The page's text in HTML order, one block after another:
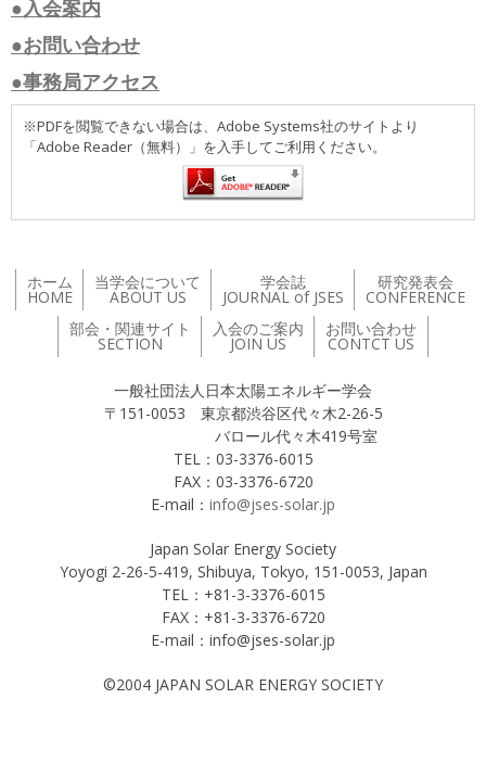
●入会案内
●お問い合わせ
●事務局アクセス
※PDFを閲覧できない場合は、Adobe Systems社のサイトより
「Adobe Reader（無料）」を入手してご利用ください。
ホーム
HOME
当学会について
ABOUT US
学会誌
JOURNAL of JSES
研究発表会
CONFERENCE
部会・関連サイト
SECTION
入会のご案内
JOIN US
お問い合わせ
CONTCT US
一般社団法人日本太陽エネルギー学会
〒151-0053 東京都渋谷区代々木2-26-5
バロール代々木419号室
TEL：03-3376-6015
FAX：03-3376-6720
E-mail： info@jses-solar.jp
Japan Solar Energy Society
Yoyogi 2-26-5-419, Shibuya, Tokyo, 151-0053, Japan
TEL：+81-3-3376-6015
FAX：+81-3-3376-6720
E-mail：info@jses-solar.jp
©2004 JAPAN SOLAR ENERGY SOCIETY